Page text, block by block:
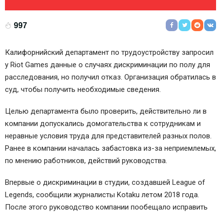
997
Калифорнийский департамент по трудоустройству запросил
у Riot Games данные о случаях дискриминации по полу для
расследования, но получил отказ. Организация обратилась в
суд, чтобы получить необходимые сведения.
Целью департамента было проверить, действительно ли в
компании допускались домогательства к сотрудникам и
неравные условия труда для представителей разных полов.
Ранее в компании началась забастовка из-за неприемлемых,
по мнению работников, действий руководства.
Впервые о дискриминации в студии, создавшей League of
Legends, сообщили журналисты Kotaku летом 2018 года.
После этого руководство компании пообещало исправить